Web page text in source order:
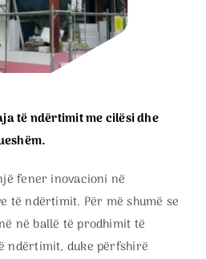
të ndërtimit me cilësi dhe
fener inovacioni në
të ndërtimit. Për më shumë se
në ballë të prodhimit të
ndërtimit, duke përfshirë